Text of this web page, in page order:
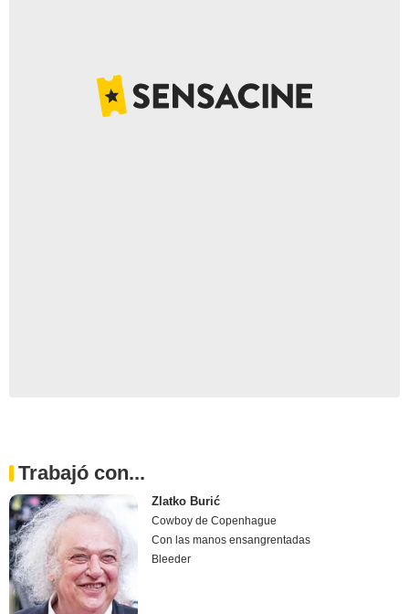
Trabajó con...
Zlatko Burić
Cowboy de Copenhague
Con las manos ensangrentadas
Bleeder